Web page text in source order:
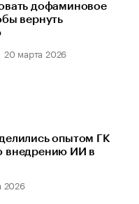
дофаминовое
вернуть
20 марта 2026
опытом ГК
внедрению ИИ в
2026